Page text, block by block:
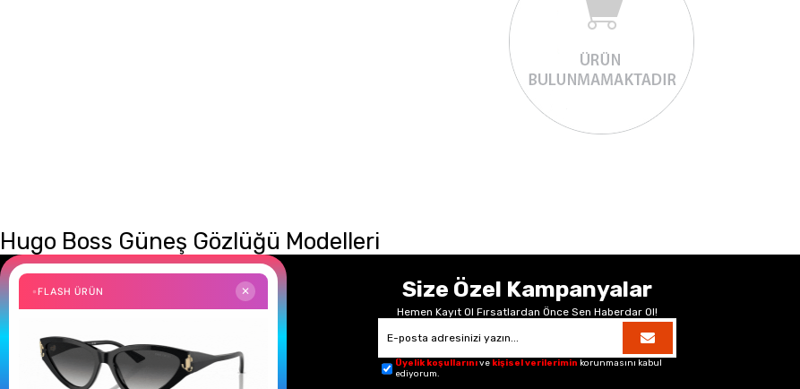
Hugo Boss Güneş Gözlüğü Modelleri
Size Özel Kampanyalar
Hemen Kayıt Ol Fırsatlardan Önce Sen Haberdar Ol!
Üyelik koşullarınıve kişisel verilerimin korunmasını kabul
ediyorum.
FLASH ÜRÜN ✕